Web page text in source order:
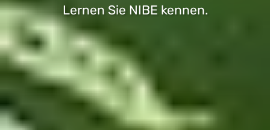
Lernen Sie NIBE kennen.